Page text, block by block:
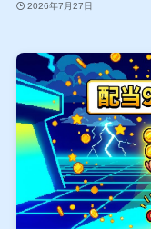
2026年7月27日